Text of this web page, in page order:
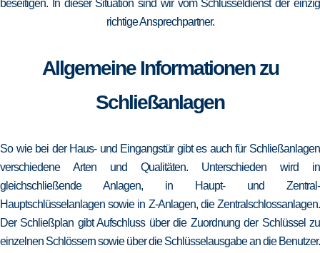
beseitigen. In dieser Situation sind wir vom Schlüsseldienst der einzig
richtige Ansprechpartner.
Allgemeine Informationen zu
Schließanlagen
So wie bei der Haus- und Eingangstür gibt es auch für Schließanlagen
verschiedene Arten und Qualitäten. Unterschieden wird in
gleichschließende Anlagen, in Haupt- und Zentral-
Hauptschlüsselanlagen sowie in Z-Anlagen, die Zentralschlossanlagen.
Der Schließplan gibt Aufschluss über die Zuordnung der Schlüssel zu
einzelnen Schlössern sowie über die Schlüsselausgabe an die Benutzer.